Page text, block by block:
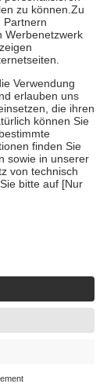
Apotheken.
die
je
Gesundheit zu
unterstützen,
18. Lebensjahr
die von der
für die
Bewertungen
künstlicher